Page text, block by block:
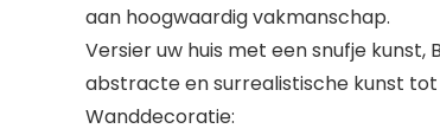
aan hoogwaardig vakmanschap.
Versier uw huis met een snufje
abstracte en surrealistische kunst
Wanddecoratie: